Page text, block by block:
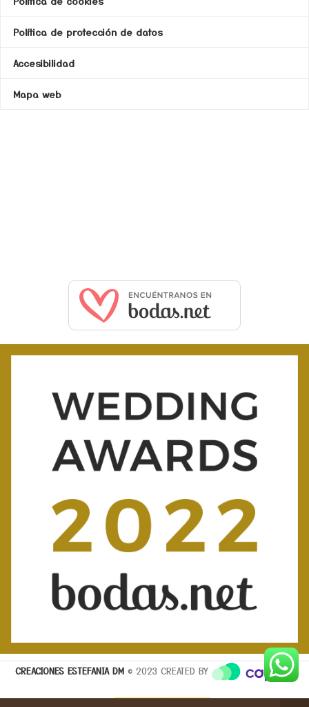
Política de protección de datos
Accesibilidad
Mapa web
CREACIONES ESTEFANIA DM© 2023 CREATED BY